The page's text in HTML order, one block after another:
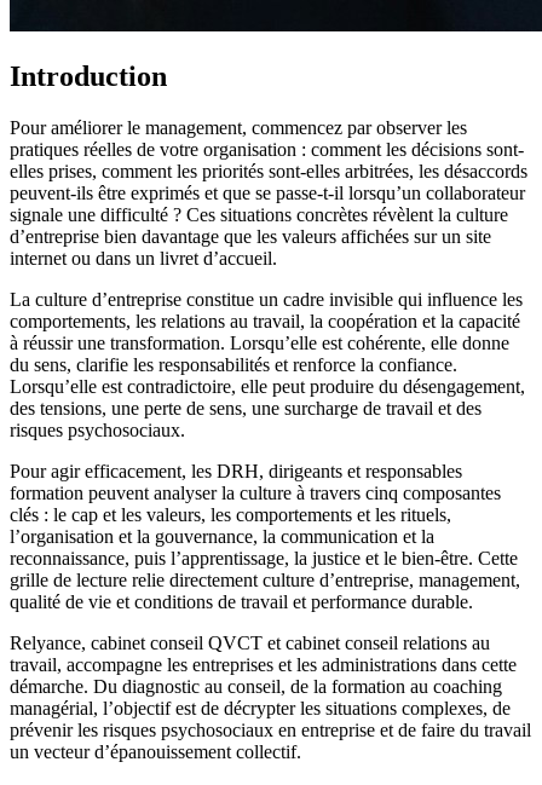
Introduction
Pour améliorer le management, commencez par observer les
pratiques réelles de votre organisation : comment les décisions sont-
elles prises, comment les priorités sont-elles arbitrées, les désaccords
peuvent-ils être exprimés et que se passe-t-il lorsqu’un collaborateur
signale une difficulté ? Ces situations concrètes révèlent la culture
d’entreprise bien davantage que les valeurs affichées sur un site
internet ou dans un livret d’accueil.
La culture d’entreprise constitue un cadre invisible qui influence les
comportements, les relations au travail, la coopération et la capacité
à réussir une transformation. Lorsqu’elle est cohérente, elle donne
du sens, clarifie les responsabilités et renforce la confiance.
Lorsqu’elle est contradictoire, elle peut produire du désengagement,
des tensions, une perte de sens, une surcharge de travail et des
risques psychosociaux.
Pour agir efficacement, les DRH, dirigeants et responsables
formation peuvent analyser la culture à travers cinq composantes
clés : le cap et les valeurs, les comportements et les rituels,
l’organisation et la gouvernance, la communication et la
reconnaissance, puis l’apprentissage, la justice et le bien-être. Cette
grille de lecture relie directement culture d’entreprise, management,
qualité de vie et conditions de travail et performance durable.
Relyance, cabinet conseil QVCT et cabinet conseil relations au
travail, accompagne les entreprises et les administrations dans cette
démarche. Du diagnostic au conseil, de la formation au coaching
managérial, l’objectif est de décrypter les situations complexes, de
prévenir les risques psychosociaux en entreprise et de faire du travail
un vecteur d’épanouissement collectif.